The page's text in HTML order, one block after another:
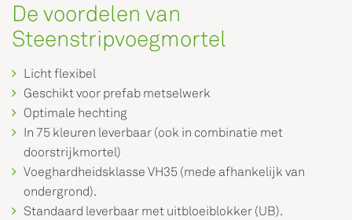
De voordelen van
Steenstripvoegmortel
Licht flexibel
Geschikt voor prefab metselwerk
Optimale hechting
In 75 kleuren leverbaar (ook in combinatie met
doorstrijkmortel)
Voeghardheidsklasse VH35 (mede afhankelijk van
ondergrond).
Standaard leverbaar met uitbloeiblokker (UB).